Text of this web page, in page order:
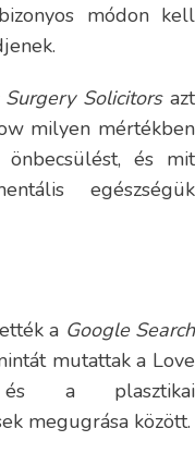
módon kell
Surgery Solicitorsazt
milyen mértékben
és mit
egészségük
a Google Search
mutattak a Love
és a plasztikai
megugrása között.